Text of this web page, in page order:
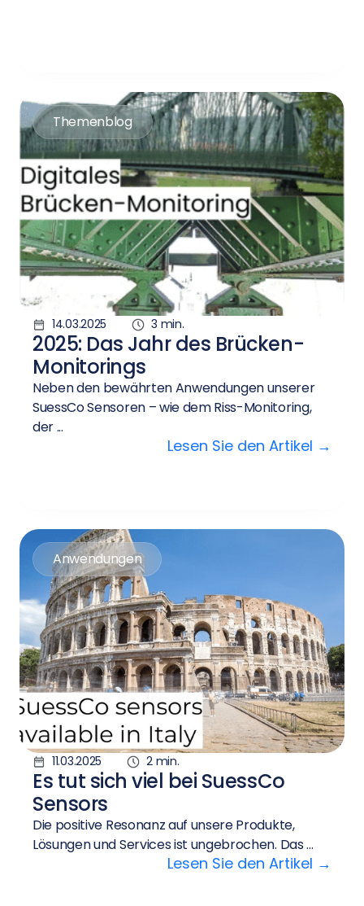
Themenblog
14.03.2025 3 min.
2025: Das Jahr des Brücken-
Monitorings
Neben den bewährten Anwendungen unserer
SuessCo Sensoren – wie dem Riss-Monitoring,
der ...
Lesen Sie den Artikel →
Anwendungen
11.03.2025 2 min.
Es tut sich viel bei SuessCo
Sensors
Die positive Resonanz auf unsere Produkte,
Lösungen und Services ist ungebrochen. Das ...
Lesen Sie den Artikel →